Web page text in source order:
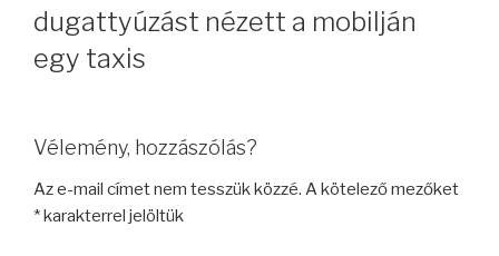
dugattyúzást nézett a mobilján
egy taxis
Vélemény, hozzászólás?
Az e-mail címet nem tesszük közzé. A kötelező mezőket
* karakterrel jelöltük